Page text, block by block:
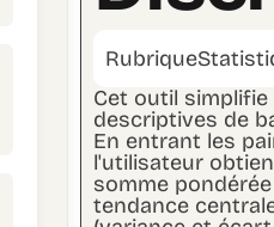
Rubrique
Cet outil
descriptives de
En entrant les
l'utilisateur
somme
tendance